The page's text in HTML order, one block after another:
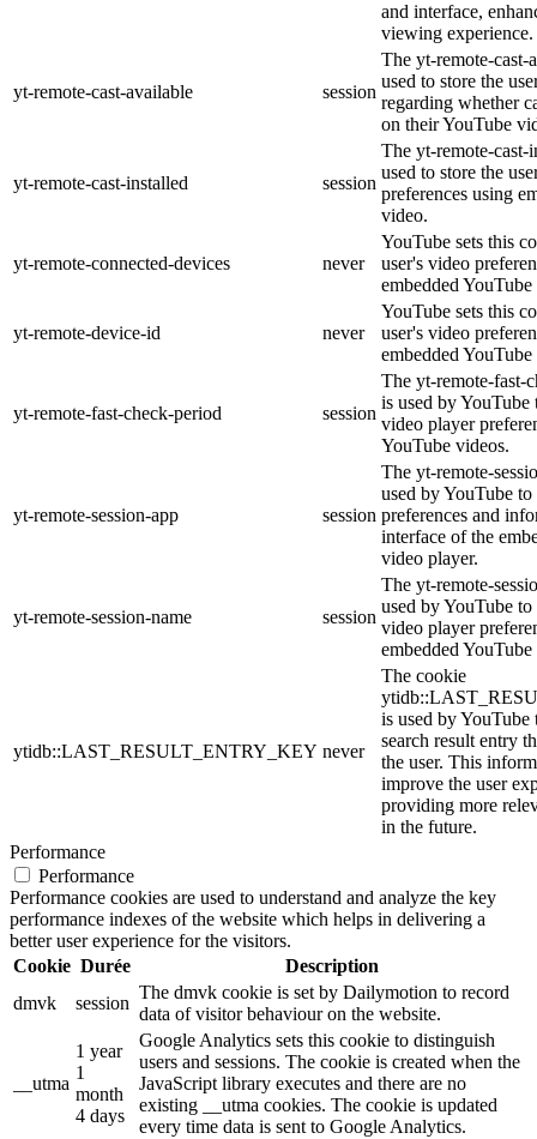
and interface,
viewing experience.
yt-remote-cast-available session
The yt-remote-cast-
used to store the
regarding whether
on their YouTube
yt-remote-cast-installed session
The yt-remote-cast-
used to store the
preferences using
video.
yt-remote-connected-devices never
YouTube sets this
user's video
embedded
yt-remote-device-id never
YouTube sets this
user's video
embedded
yt-remote-fast-check-period session
The yt-remote-fast-
is used by YouTube
video player
YouTube videos.
yt-remote-session-app session
The yt-remote-
used by YouTube to
preferences and
interface of the
video player.
yt-remote-session-name session
The yt-remote-
used by YouTube to
video player
embedded
ytidb::LAST_RESULT_ENTRY_KEY never
The cookie
is used by YouTube
search result entry
the user. This
improve the user
providing more
in the future.
Performance
Performance
Performance cookies are used to understand and analyze the key
performance indexes of the website which helps in delivering a
better user experience for the visitors.
Cookie Durée
Description
dmvk
session
The dmvk cookie is set by Dailymotion to record
data of visitor behaviour on the website.
__utma
1 year
1
month
4 days
Google Analytics sets this cookie to distinguish
users and sessions. The cookie is created when the
JavaScript library executes and there are no
existing __utma cookies. The cookie is updated
every time data is sent to Google Analytics.